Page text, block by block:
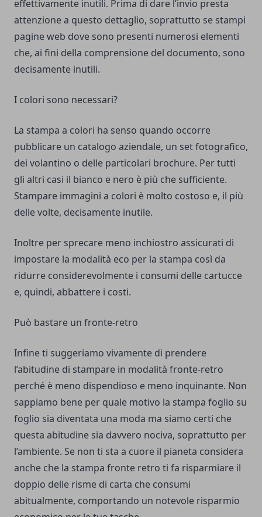
effettivamente inutili. Prima di dare l’invio presta
attenzione a questo dettaglio, soprattutto se stampi
pagine web dove sono presenti numerosi elementi
che, ai fini della comprensione del documento, sono
decisamente inutili.
I colori sono necessari?
La stampa a colori ha senso quando occorre
pubblicare un catalogo aziendale, un set fotografico,
dei volantino o delle particolari brochure. Per tutti
gli altri casi il bianco e nero è più che sufficiente.
Stampare immagini a colori è molto costoso e, il più
delle volte, decisamente inutile.
Inoltre per sprecare meno inchiostro assicurati di
impostare la modalità eco per la stampa così da
ridurre considerevolmente i consumi delle cartucce
e, quindi, abbattere i costi.
Può bastare un fronte-retro
Infine ti suggeriamo vivamente di prendere
l’abitudine di stampare in modalità fronte-retro
perché è meno dispendioso e meno inquinante. Non
sappiamo bene per quale motivo la stampa foglio su
foglio sia diventata una moda ma siamo certi che
questa abitudine sia davvero nociva, soprattutto per
l’ambiente. Se non ti sta a cuore il pianeta considera
anche che la stampa fronte retro ti fa risparmiare il
doppio delle risme di carta che consumi
abitualmente, comportando un notevole risparmio